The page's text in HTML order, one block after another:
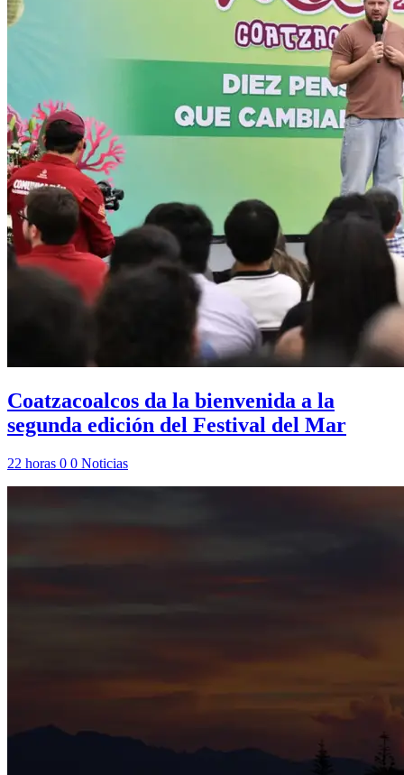
Coatzacoalcos da la bienvenida a la
segunda edición del Festival del Mar
22 horas 0 0 Noticias